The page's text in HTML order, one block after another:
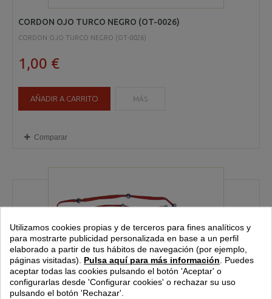
CORDON OJO TURCO NEGRO (OT-0026)
CORDON OJO TURCO NEGRO (OT-0026)
1,00 €
AÑADIR A CARRITO MÁS
Comparar
Utilizamos cookies propias y de terceros para fines analíticos y
para mostrarte publicidad personalizada en base a un perfil
elaborado a partir de tus hábitos de navegación (por ejemplo,
páginas visitadas). Pulsa aquí para más información. Puedes
aceptar todas las cookies pulsando el botón 'Aceptar' o
configurarlas desde 'Configurar cookies' o rechazar su uso
pulsando el botón 'Rechazar'.